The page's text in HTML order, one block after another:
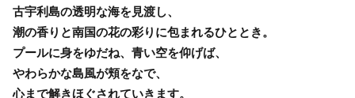
古宇利島の透明な海を見渡し、
潮の香りと南国の花の彩りに包まれるひととき。
プールに身をゆだね、青い空を仰げば、
やわらかな島風が頬をなで、
心まで解きほぐされていきます。